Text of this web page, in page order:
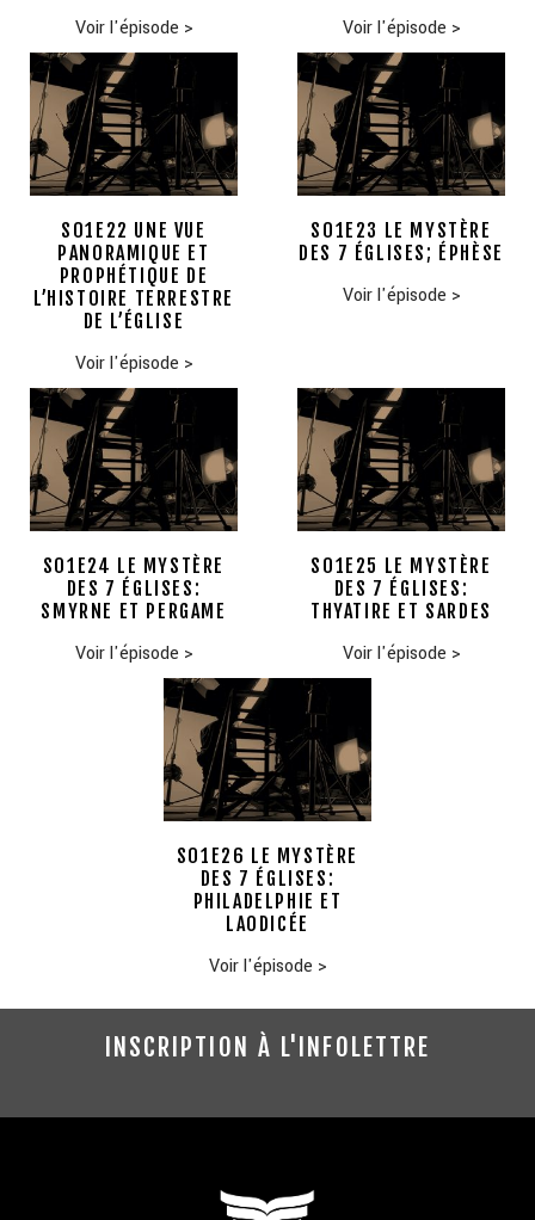
Voir l'épisode > Voir l'épisode >
S01E22 UNE VUE
PANORAMIQUE ET
PROPHÉTIQUE DE
L’HISTOIRE TERRESTRE
DE L’ÉGLISE
Voir l'épisode >
S01E23 LE MYSTÈRE
DES 7 ÉGLISES; ÉPHÈSE
Voir l'épisode >
S01E24 LE MYSTÈRE
DES 7 ÉGLISES:
SMYRNE ET PERGAME
Voir l'épisode >
S01E25 LE MYSTÈRE
DES 7 ÉGLISES:
THYATIRE ET SARDES
Voir l'épisode >
S01E26 LE MYSTÈRE
DES 7 ÉGLISES:
PHILADELPHIE ET
LAODICÉE
Voir l'épisode >
INSCRIPTION À L'INFOLETTRE